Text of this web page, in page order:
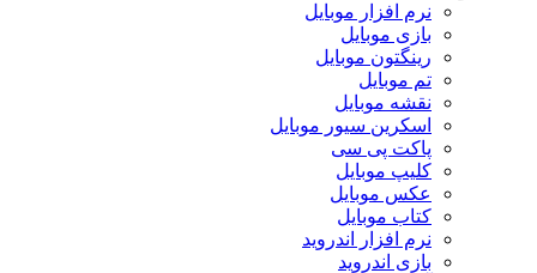
نرم افزار موبایل
بازی موبایل
رینگتون موبایل
تم موبایل
نقشه موبایل
اسکرین سیور موبایل
پاکت پی سی
کلیپ موبایل
عکس موبایل
کتاب موبایل
نرم افزار اندروید
بازی اندروید